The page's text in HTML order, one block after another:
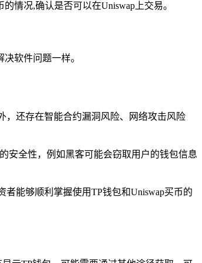
情况,确认是否可以在Uniswap上交易。
软件问题一样。
，还存在智能合约漏洞风险、网络攻击风险
安全性，例如黑客可能会窃取用户的钱包信息
能够顺利掌握使用TP钱包和Uniswap买币的